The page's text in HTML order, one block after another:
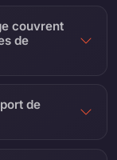
couvrent
de
de